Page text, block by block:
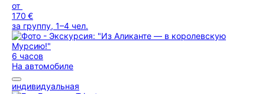
от
170 €
за группу, 1–4 чел.
6 часов
На автомобиле
индивидуальная